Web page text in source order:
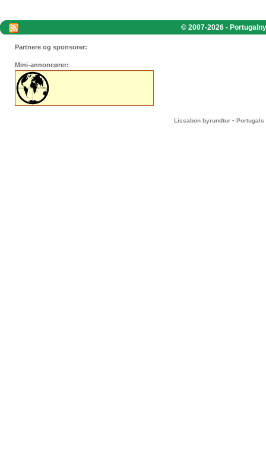
© 2007-2026 -
Partnere og sponsorer:
Mini-annoncører:
Lissabon byrundtur - Portugals